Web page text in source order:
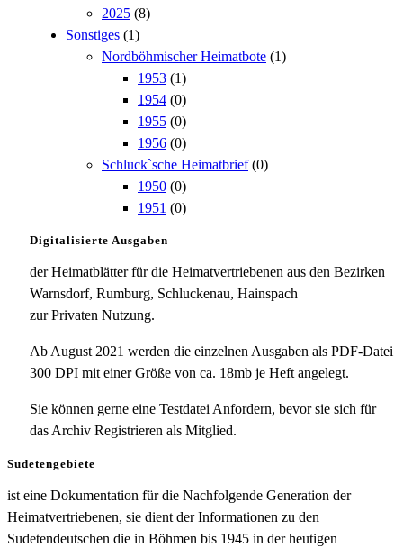
2025 (8)
Sonstiges (1)
Nordböhmischer Heimatbote (1)
1953 (1)
1954 (0)
1955 (0)
1956 (0)
Schluck`sche Heimatbrief (0)
1950 (0)
1951 (0)
Digitalisierte Ausgaben
der Heimatblätter für die Heimatvertriebenen aus den Bezirken
Warnsdorf, Rumburg, Schluckenau, Hainspach
zur Privaten Nutzung.
Ab August 2021 werden die einzelnen Ausgaben als PDF-Datei
300 DPI mit einer Größe von ca. 18mb je Heft angelegt.
Sie können gerne eine Testdatei Anfordern, bevor sie sich für
das Archiv Registrieren als Mitglied.
Sudetengebiete
ist eine Dokumentation für die Nachfolgende Generation der
Heimatvertriebenen, sie dient der Informationen zu den
Sudetendeutschen die in Böhmen bis 1945 in der heutigen